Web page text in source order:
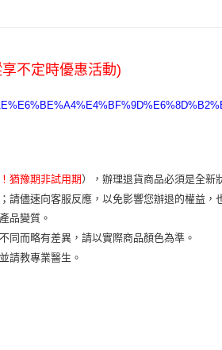
宅配
不定時優惠活動)
猶豫期非試用期），辦理退貨商品必須是全新
請儘速向客服反應，以免影響您辦退的權益，
品變質。
同而略有差異，請以實際商品顏色為準。
請教專業醫生。